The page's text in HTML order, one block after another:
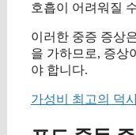
호흡이 어려워질
이러한 중증 증상
을 가하므로, 증상
야 합니다.
가성비 최고의 덕